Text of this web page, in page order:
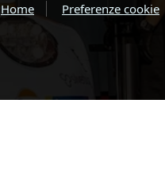
Home Preferenze cookie